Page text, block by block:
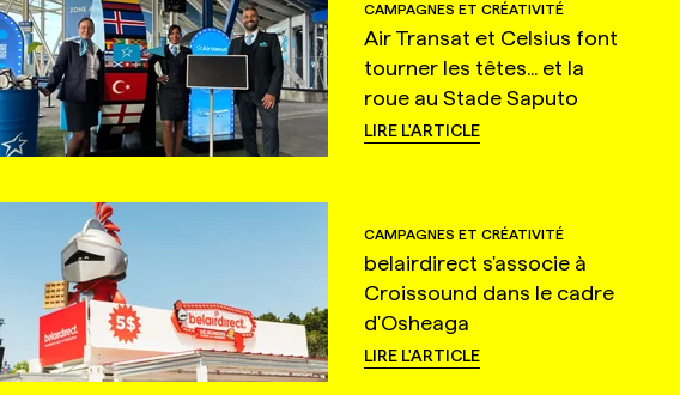
CAMPAGNES ET CRÉATIVITÉ
Air Transat et Celsius font
tourner les têtes... et la
roue au Stade Saputo
LIRE L'ARTICLE
CAMPAGNES ET CRÉATIVITÉ
belairdirect s'associe à
Croissound dans le cadre
d'Osheaga
LIRE L'ARTICLE